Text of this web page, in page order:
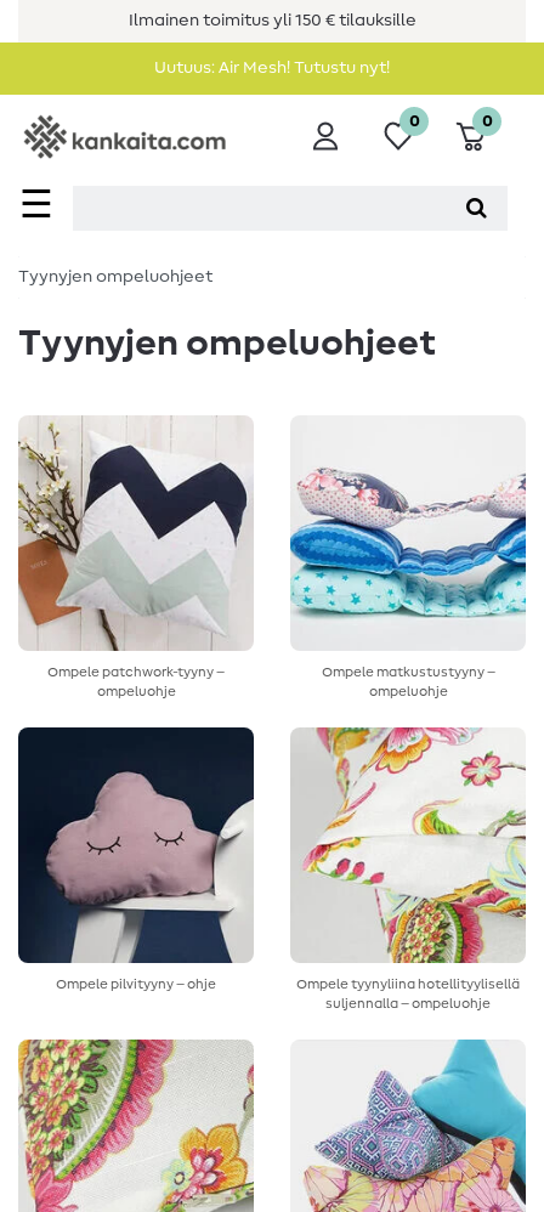
Ilmainen toimitus yli 150 € tilauksille
Uutuus: Air Mesh! Tutustu nyt!
☰
0 0
Tyynyjen ompeluohjeet
Tyynyjen ompeluohjeet
Ompele patchwork-tyyny –
ompeluohje
Ompele matkustustyyny –
ompeluohje
Ompele pilvityyny – ohje
Ompele tyynyliina hotellityylisellä
suljennalla – ompeluohje